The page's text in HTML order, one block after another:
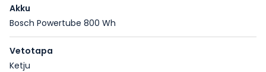
Akku
Bosch Powertube 800 Wh
Vetotapa
Ketju